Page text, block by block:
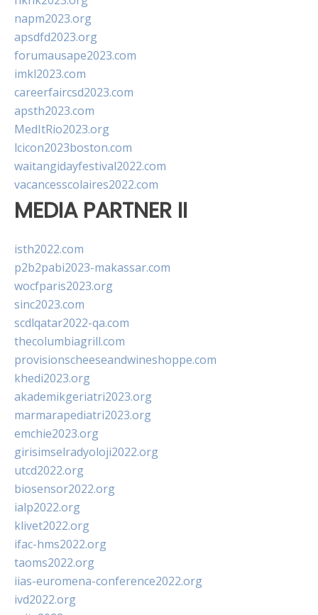
napm2023.org
apsdfd2023.org
forumausape2023.com
imkl2023.com
careerfaircsd2023.com
apsth2023.com
MedItRio2023.org
lcicon2023boston.com
waitangidayfestival2022.com
vacancesscolaires2022.com
MEDIA PARTNER II
isth2022.com
p2b2pabi2023-makassar.com
wocfparis2023.org
sinc2023.com
scdlqatar2022-qa.com
thecolumbiagrill.com
provisionscheeseandwineshoppe.com
khedi2023.org
akademikgeriatri2023.org
marmarapediatri2023.org
emchie2023.org
girisimselradyoloji2022.org
utcd2022.org
biosensor2022.org
ialp2022.org
klivet2022.org
ifac-hms2022.org
taoms2022.org
iias-euromena-conference2022.org
ivd2022.org